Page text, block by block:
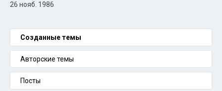
26 нояб. 1986
Созданные темы
Авторские темы
Посты